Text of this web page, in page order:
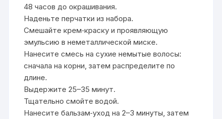
48 часов до окрашивания.
Наденьте перчатки из набора.
Смешайте крем‑краску и проявляющую
эмульсию в неметаллической миске.
Нанесите смесь на сухие немытые волосы:
сначала на корни, затем распределите по
длине.
Выдержите 25–35 минут.
Тщательно смойте водой.
Нанесите бальзам‑уход на 2–3 минуты, затем